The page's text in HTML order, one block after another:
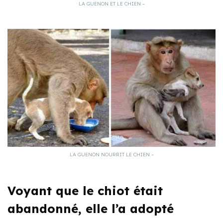
LA GUENON ET LE CHIEN –
LA GUENON NOURRIT LE CHIEN –
Voyant que le chiot était
abandonné, elle l’a adopté